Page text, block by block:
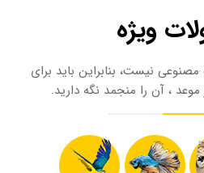
ویژه​​​​​​​
نیست، بنابراین باید برای
موعد ، آن را منجمد نگه دارید.​​​​​​​